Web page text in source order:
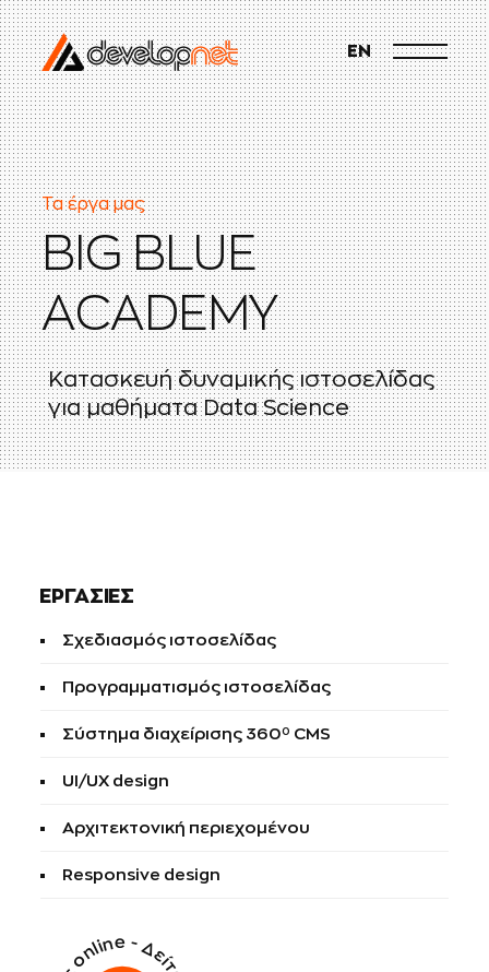
EN
Τα έργα μας
BIG BLUE
ACADEMY
Κατασκευή δυναμικής ιστοσελίδας
για μαθήματα Data Science
ΕΡΓΑΣΙΕΣ
Σχεδιασμός ιστοσελίδας
Προγραμματισμός ιστοσελίδας
Σύστημα διαχείρισης 360⁰ CMS
UI/UX design
Αρχιτεκτονική περιεχομένου
Responsive design